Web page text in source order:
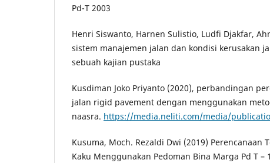
Pd-T 2003
Henri Siswanto, Harnen Sulistio, Ludfi Djakfar,
sistem manajemen jalan dan kondisi kerusakan
sebuah kajian pustaka
Kusdiman Joko Priyanto (2020), perbandingan
jalan rigid pavement dengan menggunakan
naasra. https://media.neliti.com/media/
Kusuma, Moch. Rezaldi Dwi (2019) Perencanaan
Kaku Menggunakan Pedoman Bina Marga Pd T –